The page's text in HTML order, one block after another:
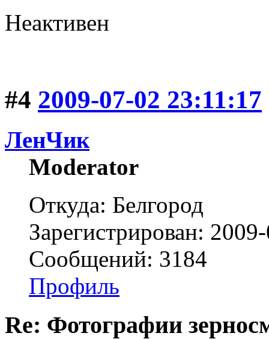
Неактивен
#4 2009-07-02 23:11:17
ЛенЧик
Moderator
Откуда: Белгород
Зарегистрирован:
Сообщений: 3184
Профиль
Re: Фотографии